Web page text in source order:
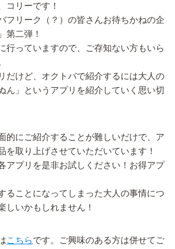
コリーです！
フリーク（？）の皆さんお待ちかねの企
第二弾！
行っていますので、ご存知ない方もいら
だけど、オクトバで紹介するには大人の
ん」というアプリを紹介していく思い切
的にご紹介することが難しいだけで、ア
を取り上げさせていただいています！
アプリを是非お試しください！お得アプ
ることになってしまった大人の事情につ
しいかもしれません！
こちらです。ご興味のある方は併せてご